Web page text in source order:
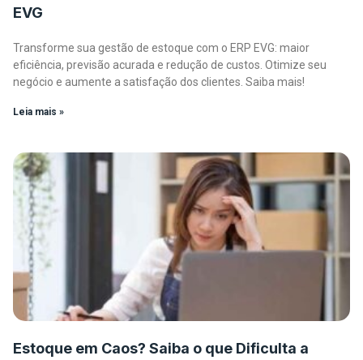
EVG
Transforme sua gestão de estoque com o ERP EVG: maior
eficiência, previsão acurada e redução de custos. Otimize seu
negócio e aumente a satisfação dos clientes. Saiba mais!
Leia mais »
Estoque em Caos? Saiba o que Dificulta a